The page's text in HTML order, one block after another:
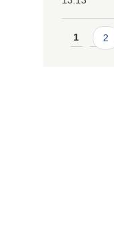
Pages
1 2